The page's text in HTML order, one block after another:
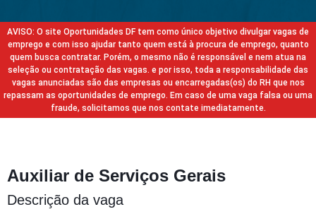
AVISO: O site Oportunidades DF tem como único objetivo divulgar vagas de
emprego e com isso ajudar tanto quem está à procura de emprego, quanto
quem busca contratar. Porém, o mesmo não é responsável e nem atua na
seleção ou contratação das vagas. e por isso, toda a responsabilidade das
vagas anunciadas são das empresas ou encarregadas(os) do RH que nos
repassam as oportunidades de emprego. Em caso de uma vaga falsa ou uma
fraude, solicitamos que nos contate imediatamente.
Auxiliar de Serviços Gerais
Descrição da vaga